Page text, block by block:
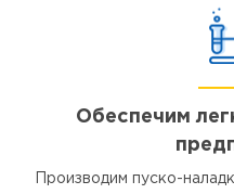
Обеспечим
Производим пуско-